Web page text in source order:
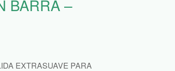
BARRA –
EXTRASUAVE PARA